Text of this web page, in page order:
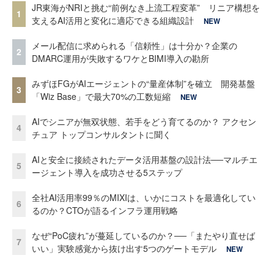
1
JR東海がNRIと挑む“前例なき上流工程変革” リニア構想を
支えるAI活用と変化に適応できる組織設計
NEW
2
メール配信に求められる「信頼性」は十分か？企業の
DMARC運用が失敗するワケとBIMI導入の勘所
3
みずほFGがAIエージェントの“量産体制”を確立 開発基盤
「Wiz Base」で最大70%の工数短縮
NEW
4
AIでシニアが無双状態、若手をどう育てるのか？ アクセン
チュア トップコンサルタントに聞く
5
AIと安全に接続されたデータ活用基盤の設計法──マルチエ
ージェント導入を成功させる5ステップ
6
全社AI活用率99％のMIXIは、いかにコストを最適化してい
るのか？CTOが語るインフラ運用戦略
7
なぜ“PoC疲れ”が蔓延しているのか？──「またやり直せば
いい」実験感覚から抜け出す5つのゲートモデル
NEW